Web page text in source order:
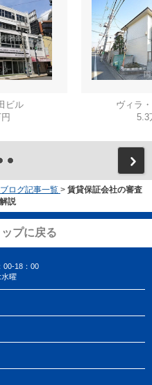
ビル
ヴィラ
5.3
ブログ記事一覧 > 賃貸保証会社の審査
説
プに戻る
00-18：00
水曜